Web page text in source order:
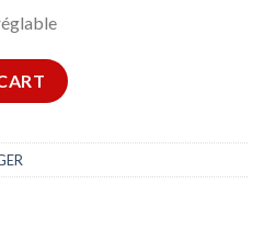
RP 1500W quantity